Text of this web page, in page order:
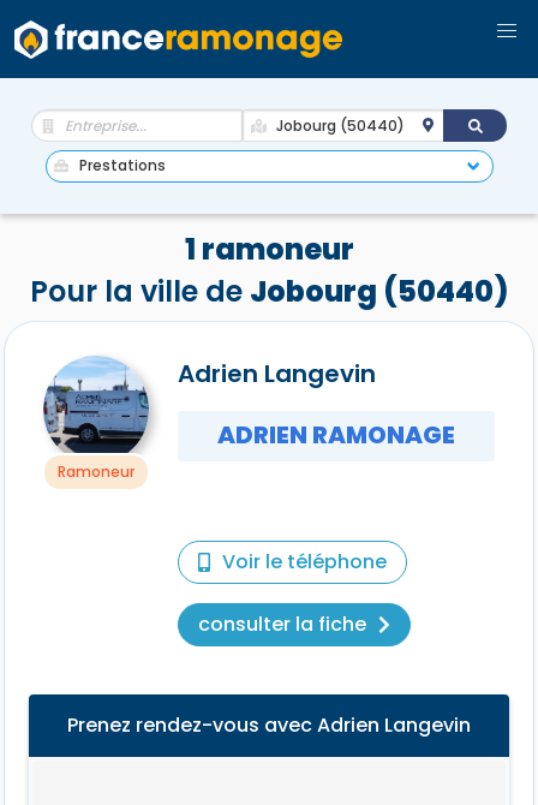
1 ramoneur
Pour la ville de Jobourg (50440)
Ramoneur
Adrien Langevin
ADRIEN RAMONAGE
Voir le téléphone
consulter la fiche
Prenez rendez-vous avec Adrien Langevin